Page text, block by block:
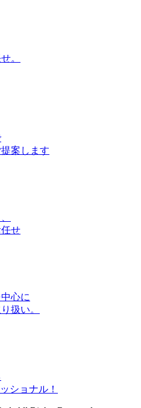
。
案します
せ
心に
扱い。
ショナル！